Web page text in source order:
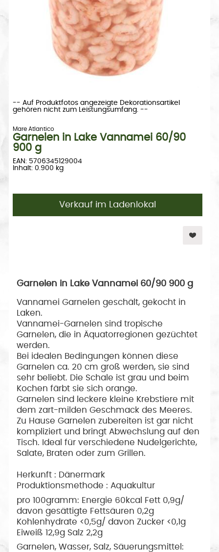
-- Auf Produktfotos angezeigte Dekorationsartikel
gehören nicht zum Leistungsumfang. --
Mare Atlantico
Garnelen in Lake Vannamei 60/90
900 g
EAN: 5706345129004
Inhalt: 0.900 kg
Verkauf im Ladenlokal
Garnelen in Lake Vannamei 60/90 900 g
Vannamei Garnelen geschält, gekocht in
Laken.
Vannamei-Garnelen sind tropische
Garnelen, die in Äquatorregionen gezüchtet
werden.
Bei idealen Bedingungen können diese
Garnelen ca. 20 cm groß werden, sie sind
sehr beliebt. Die Schale ist grau und beim
Kochen färbt sie sich orange.
Garnelen sind leckere kleine Krebstiere mit
dem zart-milden Geschmack des Meeres.
Zu Hause Garnelen zubereiten ist gar nicht
kompliziert und bringt Abwechslung auf den
Tisch. Ideal für verschiedene Nudelgerichte,
Salate, Braten oder zum Grillen.
Herkunft : Dänermark
Produktionsmethode : Aquakultur
pro 100gramm: Energie 60kcal Fett 0,9g/
davon gesättigte Fettsäuren 0,2g
Kohlenhydrate <0,5g/ davon Zucker <0,1g
Eiweiß 12,9g Salz 2,2g
Garnelen, Wasser, Salz, Säuerungsmittel: